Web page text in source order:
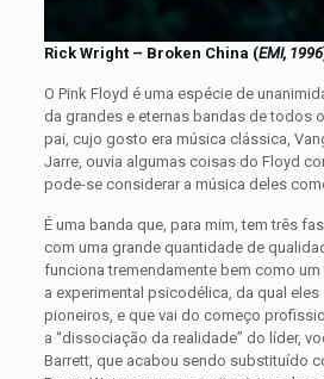
Rick Wright – Broken China (EMI, 1996
O Pink Floyd é uma espécie de
da grandes e eternas bandas de todos
pai, cujo gosto era música clássica,
Jarre, ouvia algumas coisas do Floyd
pode-se considerar a música deles
É uma banda que, para mim, tem três
com uma grande quantidade de
funciona tremendamente bem como
a experimental psicodélica, da qual
pioneiros, e que vai do começo
a “dissociação da realidade” do líder,
Barrett, que acabou sendo substituído